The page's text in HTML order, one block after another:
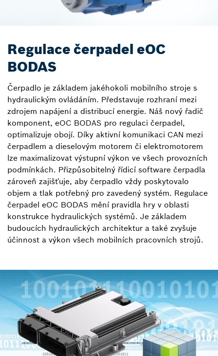
Regulace čerpadel eOC
BODAS
Čerpadlo je základem jakéhokoli mobilního stroje s
hydraulickým ovládáním. Představuje rozhraní mezi
zdrojem napájení a distribucí energie. Náš nový řadič
komponent, eOC BODAS pro regulaci čerpadel,
optimalizuje obojí. Díky aktivní komunikaci CAN mezi
čerpadlem a dieselovým motorem či elektromotorem
lze maximalizovat výstupní výkon ve všech provozních
podmínkách. Přizpůsobitelný řídicí software čerpadla
zároveň zajišťuje, aby čerpadlo vždy poskytovalo
objem a tlak potřebný pro zavedený systém. Regulace
čerpadel eOC BODAS mění pravidla hry v oblasti
konstrukce hydraulických systémů. Je základem
budoucích hydraulických architektur a také zvyšuje
účinnost a výkon všech mobilních pracovních strojů.